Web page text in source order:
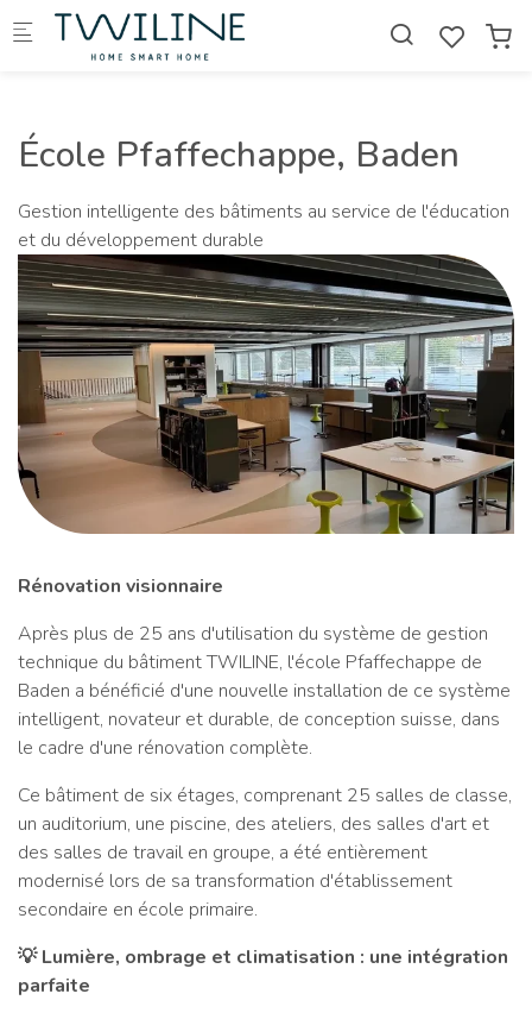
Skip to main content
École Pfaffechappe, Baden
Gestion intelligente des bâtiments au service de l'éducation
et du développement durable
Rénovation visionnaire
Après plus de 25 ans d'utilisation du système de gestion
technique du bâtiment TWILINE, l'école Pfaffechappe de
Baden a bénéficié d'une nouvelle installation de ce système
intelligent, novateur et durable, de conception suisse, dans
le cadre d'une rénovation complète.
Ce bâtiment de six étages, comprenant 25 salles de classe,
un auditorium, une piscine, des ateliers, des salles d'art et
des salles de travail en groupe, a été entièrement
modernisé lors de sa transformation d'établissement
secondaire en école primaire.
💡 Lumière, ombrage et climatisation : une intégration
parfaite